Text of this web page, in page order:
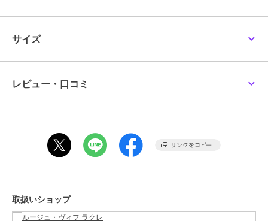
*COORDINATE*
カジュアルなスタイルやリラックス感のある着こなしに、さらっと織
同系色で合わせたグラデーションコーデも今年らしく◎
ショップ ルージュ・ヴィフ ラクレ
商品カテゴリ
アウター・ジャケット・コート
／トレンチコート
サイズ
レビュー・口コミ
取扱いショップ